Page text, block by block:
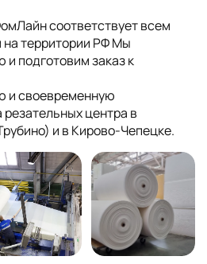
соответствует всем
территории РФ Мы
подготовим заказ к
и своевременную
центра в
и в Кирово-Чепецке.